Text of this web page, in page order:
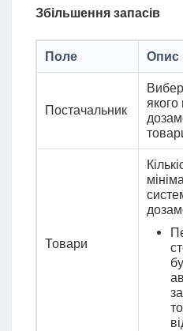
Збільшення запасів
Поле Опис
Постачальник
Товари